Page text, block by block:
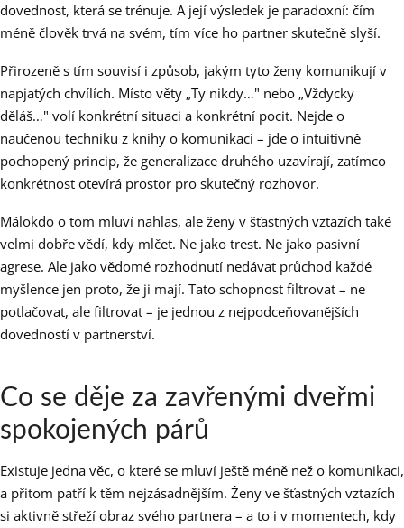
dovednost, která se trénuje. A její výsledek je paradoxní: čím
méně člověk trvá na svém, tím více ho partner skutečně slyší.
Přirozeně s tím souvisí i způsob, jakým tyto ženy komunikují v
napjatých chvílích. Místo věty „Ty nikdy…" nebo „Vždycky
děláš…" volí konkrétní situaci a konkrétní pocit. Nejde o
naučenou techniku z knihy o komunikaci – jde o intuitivně
pochopený princip, že generalizace druhého uzavírají, zatímco
konkrétnost otevírá prostor pro skutečný rozhovor.
Málokdo o tom mluví nahlas, ale ženy v šťastných vztazích také
velmi dobře vědí, kdy mlčet. Ne jako trest. Ne jako pasivní
agrese. Ale jako vědomé rozhodnutí nedávat průchod každé
myšlence jen proto, že ji mají. Tato schopnost filtrovat – ne
potlačovat, ale filtrovat – je jednou z nejpodceňovanějších
dovedností v partnerství.
Co se děje za zavřenými dveřmi
spokojených párů
Existuje jedna věc, o které se mluví ještě méně než o komunikaci,
a přitom patří k těm nejzásadnějším. Ženy ve šťastných vztazích
si aktivně střeží obraz svého partnera – a to i v momentech, kdy